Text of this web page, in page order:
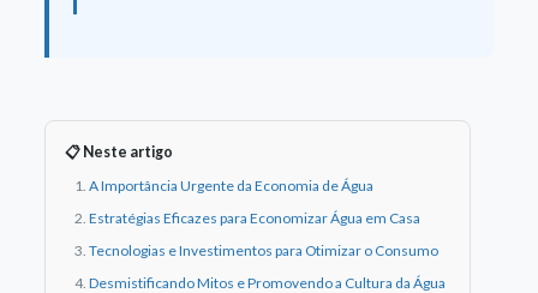
📋 Neste artigo
A Importância Urgente da Economia de Água
Estratégias Eficazes para Economizar Água em Casa
Tecnologias e Investimentos para Otimizar o Consumo
Desmistificando Mitos e Promovendo a Cultura da Água